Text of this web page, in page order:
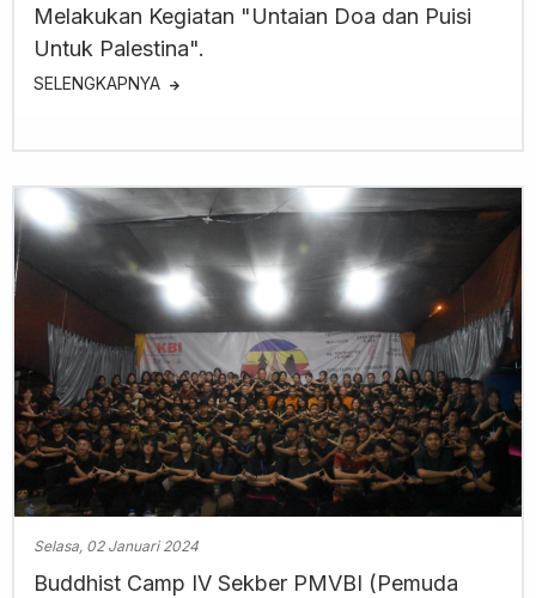
Melakukan Kegiatan "Untaian Doa dan Puisi
Untuk Palestina".
SELENGKAPNYA
Selasa, 02 Januari 2024
Buddhist Camp IV Sekber PMVBI (Pemuda